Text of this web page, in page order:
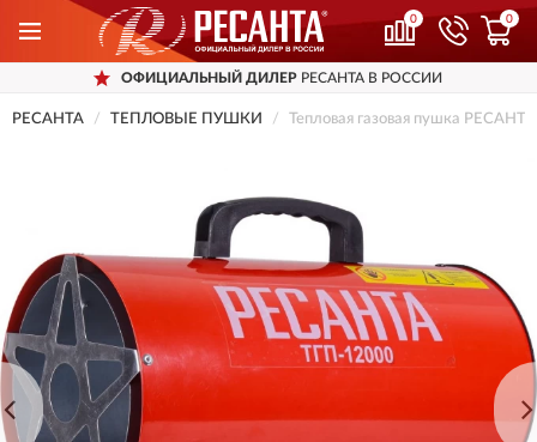
0 0
ОФИЦИАЛЬНЫЙ ДИЛЕРРЕСАНТА В РОССИИ
РЕСАНТА ТЕПЛОВЫЕ ПУШКИ Тепловая газовая пушка